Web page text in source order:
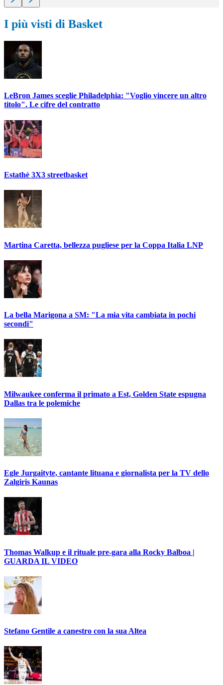
I più visti di Basket
LeBron James sceglie Philadelphia: "Voglio vincere un altro
titolo". Le cifre del contratto
Estathè 3X3 streetbasket
Martina Caretta, bellezza pugliese per la Coppa Italia LNP
La bella Marigona a SM: "La mia vita cambiata in pochi
secondi"
Milwaukee conferma il primato a Est, Golden State espugna
Dallas tra le polemiche
Egle Jurgaityte, cantante lituana e giornalista per la TV dello
Zalgiris Kaunas
Thomas Walkup e il rituale pre-gara alla Rocky Balboa |
GUARDA IL VIDEO
Stefano Gentile a canestro con la sua Altea